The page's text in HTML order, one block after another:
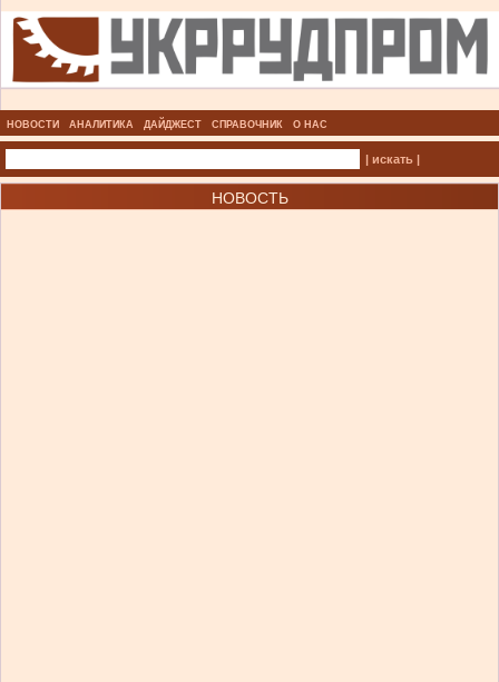
НОВОСТИ АНАЛИТИКА ДАЙДЖЕСТ СПРАВОЧНИК О НАС
| искать |
НОВОСТЬ